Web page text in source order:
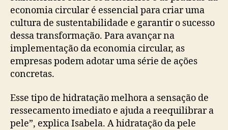
economia circular é essencial para criar uma
cultura de sustentabilidade e garantir o sucesso
dessa transformação. Para avançar na
implementação da economia circular, as
empresas podem adotar uma série de ações
concretas.
Esse tipo de hidratação melhora a sensação de
ressecamento imediato e ajuda a reequilibrar a
pele”, explica Isabela. A hidratação da pele